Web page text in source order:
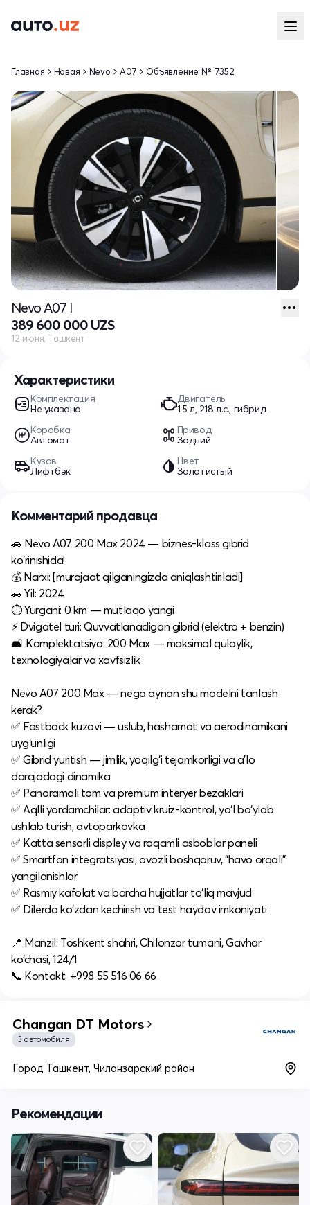
Характеристики
Комплектация
Не указано
Двигатель
1.5 л, 218 л.с., гибрид
Коробка
Автомат
Привод
Задний
Кузов
Лифтбэк
Цвет
Золотистый
Главная Новая Nevo A07 Объявление № 7352
Nevo A07 I
389 600 000 UZS
12 июня, Ташкент
Комментарий продавца
🚗 Nevo A07 200 Max 2024 — biznes-klass gibrid
ko‘rinishida!
💰 Narxi: [murojaat qilganingizda aniqlashtiriladi]
🚗 Yil: 2024
⏱ Yurgani: 0 km — mutlaqo yangi
⚡ Dvigatel turi: Quvvatlanadigan gibrid (elektro + benzin)
🛋 Komplektatsiya: 200 Max — maksimal qulaylik,
texnologiyalar va xavfsizlik
Nevo A07 200 Max — nega aynan shu modelni tanlash
kerak?
✅ Fastback kuzovi — uslub, hashamat va aerodinamikani
uyg‘unligi
✅ Gibrid yuritish — jimlik, yoqilg‘i tejamkorligi va a’lo
darajadagi dinamika
✅ Panoramali tom va premium interyer bezaklari
✅ Aqlli yordamchilar: adaptiv kruiz-kontrol, yo‘l bo‘ylab
ushlab turish, avtoparkovka
✅ Katta sensorli displey va raqamli asboblar paneli
✅ Smartfon integratsiyasi, ovozli boshqaruv, “havo orqali”
yangilanishlar
✅ Rasmiy kafolat va barcha hujjatlar to‘liq mavjud
✅ Dilerda ko‘zdan kechirish va test haydov imkoniyati
📍 Manzil: Toshkent shahri, Chilonzor tumani, Gavhar
ko‘chasi, 124/1
📞 Kontakt: +998 55 516 06 66
Changan DT Motors
3 автомобиля
Город Ташкент, Чиланзарский район
Рекомендации